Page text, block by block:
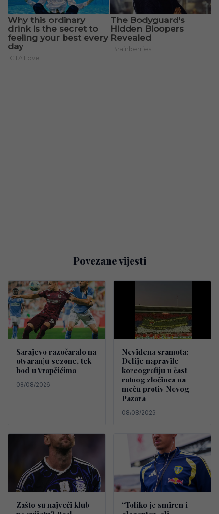
Povezane vijesti
Sarajevo razočaralo na
otvaranju sezone, tek
bod u Vrapčićima
08/08/2026
Neviđena sramota:
Delije napravile
koreografiju u čast
ratnog zločinca na
meču protiv Novog
Pazara
08/08/2026
Zašto su najveći klub
“Toliko je smiren i